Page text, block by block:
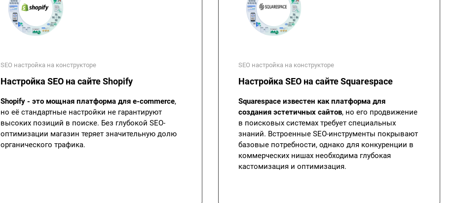
SEO настройка на конструкторе
Настройка SEO на сайте Shopify
Shopify - это мощная платформа для e-commerce,
но её стандартные настройки не гарантируют
высоких позиций в поиске. Без глубокой SEO-
оптимизации магазин теряет значительную долю
органического трафика.
SEO настройка на конструкторе
Настройка SEO на сайте Squarespace
Squarespace известен как платформа для
создания эстетичных сайтов, но его продвижение
в поисковых системах требует специальных
знаний. Встроенные SEO-инструменты покрывают
базовые потребности, однако для конкуренции в
коммерческих нишах необходима глубокая
кастомизация и оптимизация.